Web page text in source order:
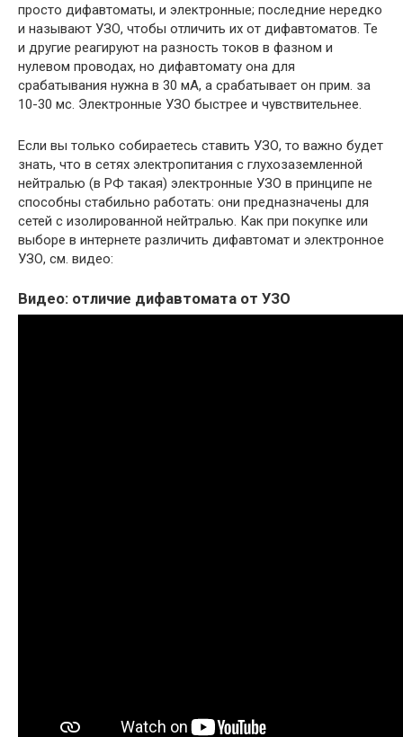
просто дифавтоматы, и электронные; последние нередко
и называют УЗО, чтобы отличить их от дифавтоматов. Те
и другие реагируют на разность токов в фазном и
нулевом проводах, но дифавтомату она для
срабатывания нужна в 30 мА, а срабатывает он прим. за
10-30 мс. Электронные УЗО быстрее и чувствительнее.
Если вы только собираетесь ставить УЗО, то важно будет
знать, что в сетях электропитания с глухозаземленной
нейтралью (в РФ такая) электронные УЗО в принципе не
способны стабильно работать: они предназначены для
сетей с изолированной нейтралью. Как при покупке или
выборе в интернете различить дифавтомат и электронное
УЗО, см. видео:
Видео: отличие дифавтомата от УЗО